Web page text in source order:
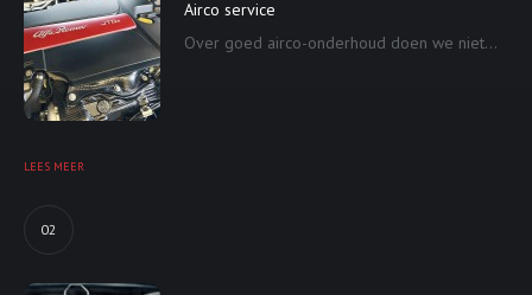
Airco service
Over goed airco-onderhoud doen we niet...
LEES MEER
02